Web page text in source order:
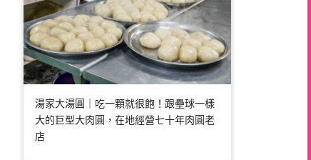
湯家大湯圓｜吃一顆就很飽！跟壘球一樣
大的巨型大肉圓，在地經營七十年肉圓老
店